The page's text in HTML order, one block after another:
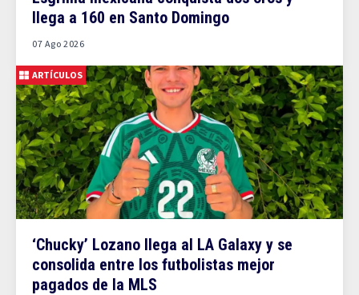
llega a 160 en Santo Domingo
07 Ago 2026
ARTÍCULOS
‘Chucky’ Lozano llega al LA Galaxy y se
consolida entre los futbolistas mejor
pagados de la MLS